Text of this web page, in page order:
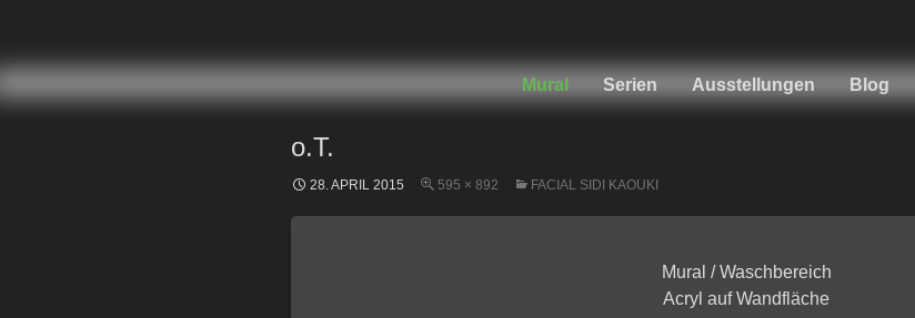
Mural Serien Ausstellungen Blog
o.T.
28. APRIL 2015 595 × 892 FACIAL SIDI KAOUKI
Mural / Waschbereich
Acryl auf Wandfläche